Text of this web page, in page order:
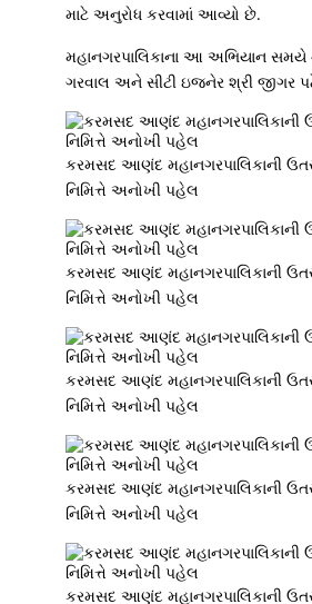
માટે અનુરોધ કરવામાં આવ્યો છે.
મહાનગરપાલિકાના આ અભિયાન સમયે
ગરવાલ અને સીટી ઇજનેર શ્રી જીગર
કરમસદ આણંદ મહાનગરપાલિકાની
નિમિત્તે અનોખી પહેલ
કરમસદ આણંદ મહાનગરપાલિકાની
નિમિત્તે અનોખી પહેલ
કરમસદ આણંદ મહાનગરપાલિકાની
નિમિત્તે અનોખી પહેલ
કરમસદ આણંદ મહાનગરપાલિકાની
નિમિત્તે અનોખી પહેલ
કરમસદ આણંદ મહાનગરપાલિકાની